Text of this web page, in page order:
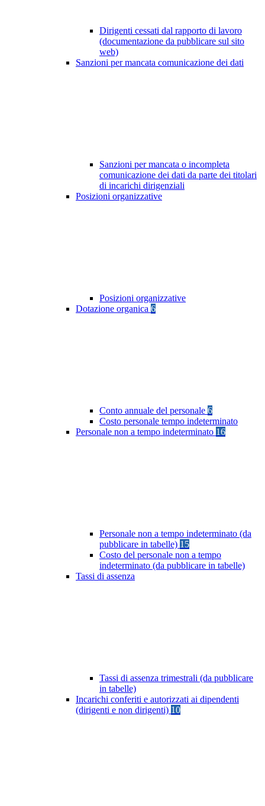
Dirigenti cessati dal rapporto di lavoro
(documentazione da pubblicare sul sito
web)
Sanzioni per mancata comunicazione dei dati
Sanzioni per mancata o incompleta
comunicazione dei dati da parte dei titolari
di incarichi dirigenziali
Posizioni organizzative
Posizioni organizzative
Dotazione organica 6
Conto annuale del personale 6
Costo personale tempo indeterminato
Personale non a tempo indeterminato 16
Personale non a tempo indeterminato (da
pubblicare in tabelle) 15
Costo del personale non a tempo
indeterminato (da pubblicare in tabelle)
Tassi di assenza
Tassi di assenza trimestrali (da pubblicare
in tabelle)
Incarichi conferiti e autorizzati ai dipendenti
(dirigenti e non dirigenti) 10